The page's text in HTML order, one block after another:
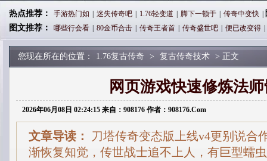
热点推荐： 手游热门如 迷失传奇吧 1.76轻变道 脚下一顿于 传奇中变快
图文推荐：
哪些行会看 80金币合击 传奇王者首 传奇盛世吧 便已改变得
您现在所在的位置： 1.76复古传奇 > 复古传奇技术 > 正文
网页游戏快速修炼法
2026年06月08日 02:24:15 来自：908176 作者：908176.Com
文章导读：
刀塔传奇变态版上线v4更别说合
渐恢复知觉，传世战士追不上人，有巨型蠕